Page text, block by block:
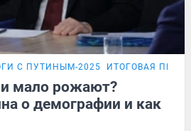
С ПУТИНЫМ-2025 ИТОГОВАЯ
мало рожают?
о демографии и как